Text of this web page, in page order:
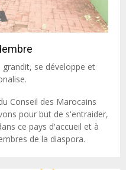
se développe et
Conseil des Marocains
pour but de s'entraider,
ce pays d'accueil et à
de la diaspora.